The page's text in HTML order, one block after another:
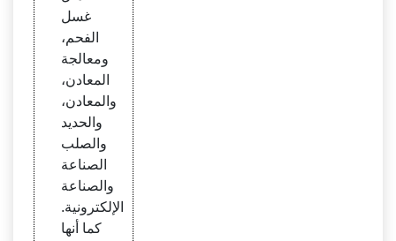
غسل
الفحم،
ومعالجة
المعادن،
والمعادن،
والحديد
والصلب
الصناعة
والصناعة
الإلكترونية.
كما أنها